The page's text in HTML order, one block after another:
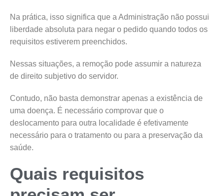
Na prática, isso significa que a Administração não possui
liberdade absoluta para negar o pedido quando todos os
requisitos estiverem preenchidos.
Nessas situações, a remoção pode assumir a natureza
de direito subjetivo do servidor.
Contudo, não basta demonstrar apenas a existência de
uma doença. É necessário comprovar que o
deslocamento para outra localidade é efetivamente
necessário para o tratamento ou para a preservação da
saúde.
Quais requisitos